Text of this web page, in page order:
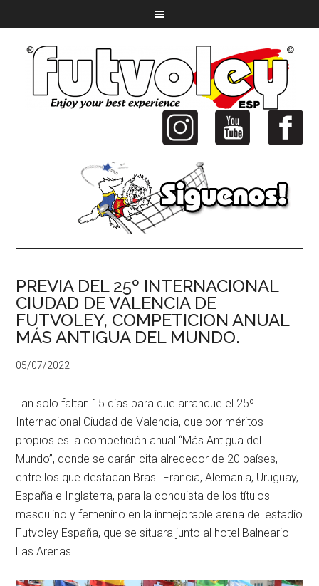
PREVIA DEL 25º INTERNACIONAL
CIUDAD DE VALENCIA DE
FUTVOLEY, COMPETICION ANUAL
MÁS ANTIGUA DEL MUNDO.
05/07/2022
Tan solo faltan 15 días para que arranque el 25º
Internacional Ciudad de Valencia, que por méritos
propios es la competición anual “Más Antigua del
Mundo”, donde se darán cita alrededor de 20 países,
entre los que destacan Brasil Francia, Alemania, Uruguay,
España e Inglaterra, para la conquista de los títulos
masculino y femenino en la inmejorable arena del estadio
Futvoley España, que se situara junto al hotel Balneario
Las Arenas.